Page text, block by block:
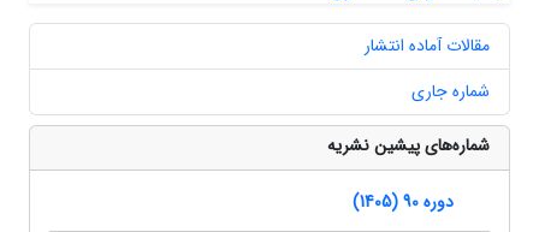
مقالات آماده انتشار
شماره جاری
شماره‌های پیشین نشریه
دوره 90 (1405)